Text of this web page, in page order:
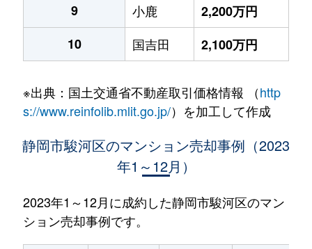
9
小鹿
2,200万円
10
国吉田 2,100万円
※出典：国土交通省不動産取引価格情報 （http
s://www.reinfolib.mlit.go.jp/）を加工して作成
静岡市駿河区のマンション売却事例（2023
年1～12月）
2023年1～12月に成約した静岡市駿河区のマン
ション売却事例です。